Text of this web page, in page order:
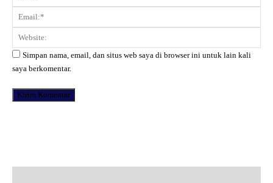
Simpan nama, email, dan situs web saya di browser ini untuk lain kali
saya berkomentar.